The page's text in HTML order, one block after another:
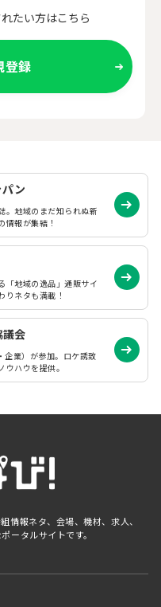
たい方はこちら
登録
ン
。地域のまだ知られぬ新
情報が集結！
「地域の逸品」通販サイ
りネタも満載！
議会
企業）が参加。ロケ誘致
ウハウを提供。
情報ネタ、会場、機材、求人、
ータルサイトです。